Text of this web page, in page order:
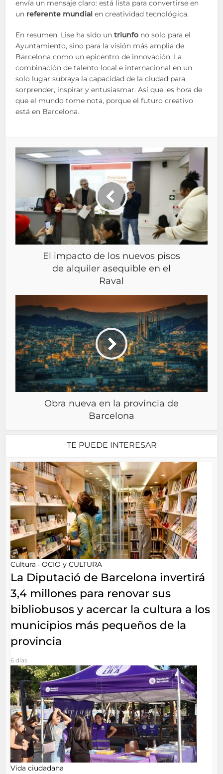
envía un mensaje claro: está lista para convertirse en
un referente mundial en creatividad tecnológica.
En resumen, Lise ha sido untriunfo no solo para el
Ayuntamiento, sino para la visión más amplia de
Barcelona como un epicentro de innovación. La
combinación de talento local e internacional en un
solo lugar subraya la capacidad de la ciudad para
sorprender, inspirar y entusiasmar. Así que, es hora de
que el mundo tome nota, porque el futuro creativo
está en Barcelona.
El impacto de los nuevos pisos
de alquiler asequible en el
Raval
Obra nueva en la provincia de
Barcelona
TE PUEDE INTERESAR
Cultura • OCIO y CULTURA
La Diputació de Barcelona invertirá
3,4 millones para renovar sus
bibliobusos y acercar la cultura a los
municipios más pequeños de la
provincia
6 días
Vida ciudadana